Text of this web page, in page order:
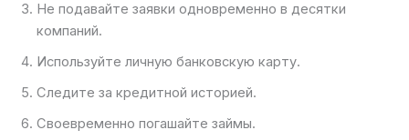
Не подавайте заявки одновременно в десятки
компаний.
Используйте личную банковскую карту.
Следите за кредитной историей.
Своевременно погашайте займы.